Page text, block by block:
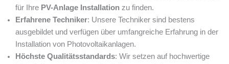
für Ihre PV-Anlage Installation zu finden.
Erfahrene Techniker: Unsere Techniker sind bestens
ausgebildet und verfügen über umfangreiche Erfahrung in der
Installation von Photovoltaikanlagen.
Höchste Qualitätsstandards: Wir setzen auf hochwertige